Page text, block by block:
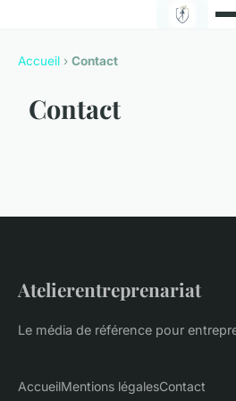
Accueil › Contact
Contact
Atelierentreprenariat
Le média de référence pour
AccueilMentions légalesContact